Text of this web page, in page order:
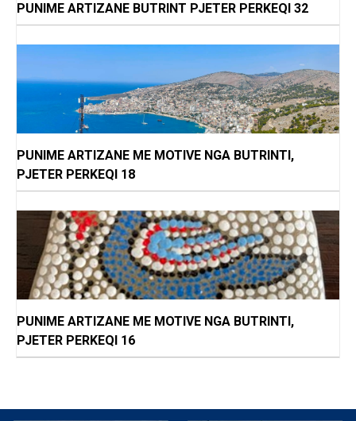
PUNIME ARTIZANE BUTRINT PJETER PERKEQI 32
PUNIME ARTIZANE ME MOTIVE NGA BUTRINTI,
PJETER PERKEQI 18
PUNIME ARTIZANE ME MOTIVE NGA BUTRINTI,
PJETER PERKEQI 16